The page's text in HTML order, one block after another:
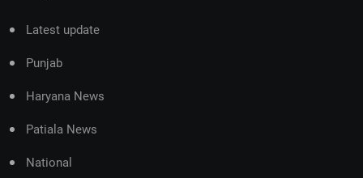
Latest update
Punjab
Haryana News
Patiala News
National